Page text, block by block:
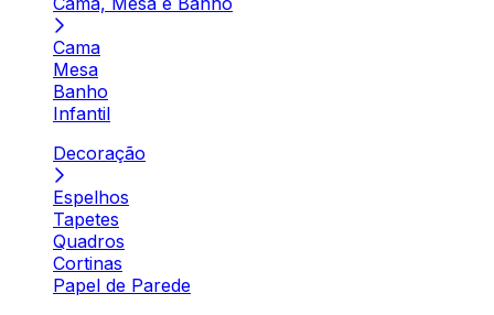
Cama
Mesa
Banho
Infantil
Decoração
Espelhos
Tapetes
Quadros
Cortinas
Papel de Parede